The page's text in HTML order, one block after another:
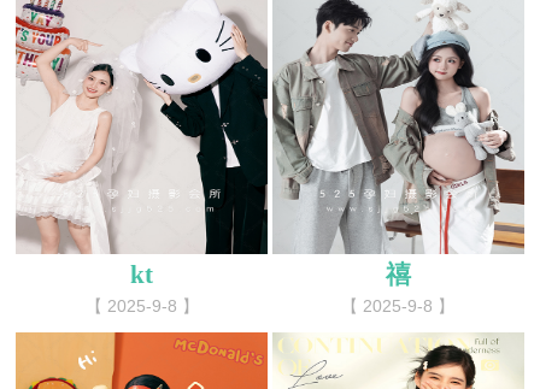
kt
【 2025-9-8 】
禧
【 2025-9-8 】